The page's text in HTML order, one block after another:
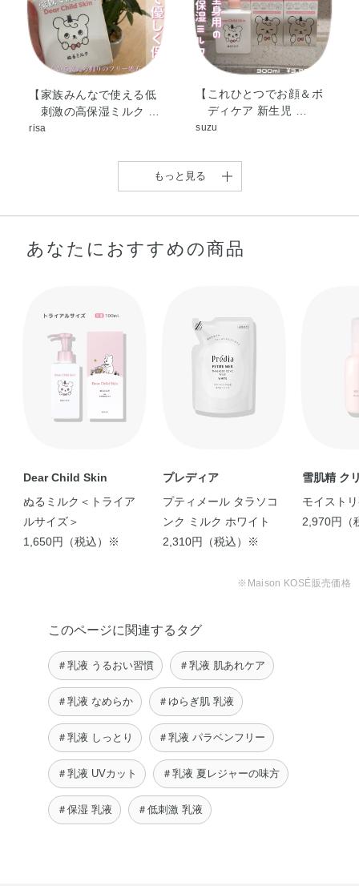
合体、カラギーナン、コレステロール、パルミチン酸セチ
ル、ベヘニルアルコール、メチルポリシロキサン、水酸化
ナトリウム、フェノキシエタノール
※；有効成分 無印；その他の成分
【家族みんなで使える低
刺激の高保湿ミルク …
risa
【これひとつでお顔＆ボ
ディケア 新生児 …
suzu
全身なめらかケア …
【新生児の肌から大人の
敏感肌まで考えた薬 …
kaori
もっと見る
あなたにおすすめの商品
Dear Child Skin
ぬるミルク＜トライア
ルサイズ＞
1,650円（税込）※
プレディア
プティメール タラソコ
ンク ミルク ホワイト
2,310円（税込）※
雪肌精 ク
ス
モイスト
2,970円（
※Maison KOSÉ販売価格
このページに関連するタグ
＃乳液 うるおい習慣 ＃乳液 肌あれケア
＃乳液 なめらか ＃ゆらぎ肌 乳液
＃乳液 しっとり ＃乳液 パラベンフリー
＃乳液 UVカット ＃乳液 夏レジャーの味方
＃保湿 乳液 ＃低刺激 乳液